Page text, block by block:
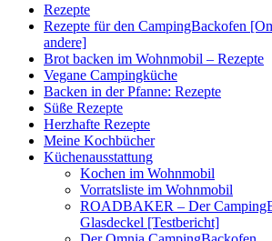
Rezepte
Rezepte für den CampingBackofen
andere]
Brot backen im Wohnmobil – Rezepte
Vegane Campingküche
Backen in der Pfanne: Rezepte
Süße Rezepte
Herzhafte Rezepte
Meine Kochbücher
Küchenausstattung
Kochen im Wohnmobil
Vorratsliste im Wohnmobil
ROADBAKER – Der
Glasdeckel [Testbericht]